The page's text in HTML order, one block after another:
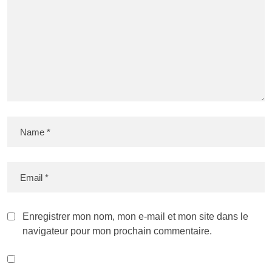
Enregistrer mon nom, mon e-mail et mon site dans le
navigateur pour mon prochain commentaire.